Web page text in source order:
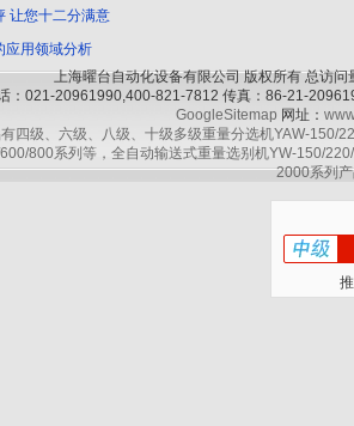
让您十二分满意
应用领域分析
上海曜台自动化设备有限公司 版权所有 总访问
：021-20961990,400-821-7812 传真：86-21-
GoogleSitemap 网址：
四级、六级、八级、十级多级重量分选机YAW-
800系列等，全自动输送式重量选别机YW-150/
2000系列